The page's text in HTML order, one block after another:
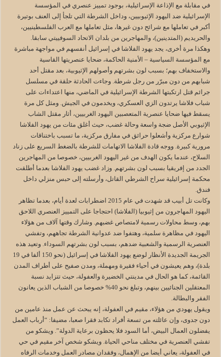
في مقابلة مع الإذاعة الإسرائيلية، بوجود تمييز عنصري في المؤسسة
الإسرائيلية ضد اليهود الإثيوبيين، وداخل الشرطة التي تلجأ إلى العنف بوتيرة
أكبر في تعاملها مع شرائح دون غيرها، مثل تعاملها مع العرب الفلسطينيين،
والحريديم (المتدينين)، والمهاجرين من بلدان الاتحاد السوفييتي سابقا.
وهكذا مرة أخرى، يجد يهود الفلاشا في إسرائيل أنفسهم في مواجهة مباشرة
مع المؤسسة السياسية – الأمنية الحاكمة، ضحايا عنصريتها القاسية
والاستخفاف بهم؛ بسبب لون بشرتهم وأصولهم الإثيوبية، بعد مقتل أحد
شبابهم من دون مبرّر من رجل شرطة. وجاءت الحادثة حلقة في مسلسل
جرائم قتل ارتكبتها الشرطة الإسرائيلية في الماضي، منها اعتداءات على
شباب فلاشا يرتدون الزي العسكري، ويخدمون في الجيش. ومثل كل مرة
يسقط فيها ضحايا عنصرية المتعصبين اليهود الغربيين، أثار مقتل الشاب
الإثيوبي الأصل ضجة واسعة وحالة غضب، حيث أغلق مئات من يهود الفلاشا
شوارع مركزية وأشعلوا حرائق في مفارق مركزية، ما تسبب باختناقات
مرورية كبيرة. ووجه قادة الفلاشا الاتهامات للشرطة بالضغط السريع على زناد
السلاح، عندما يكون الهدف من غير اليهود الغربيين، خصوصا من المهاجرين
الجدد من إفريقيا بسبب لون بشرتهم. وزاد غضب يهود الفلاشا بعدما أطلقت
محكمة إسرائيلية سراح الشرطي القاتل، وأرسلته إلى حبس منزلي داخل
فندق.
وكانت تل أبيب قد شهدت في عام 2015 اضطرابات لعدة أيام، بعدما تظاهر
اليهود المهاجرون من إثيوبيا (الفلاشا) احتجاجا على التمييز العنصري اللاحق
بهم، وسط محاولات رسمية لامتصاص غضبهم. وشارك وقتها آلاف من هؤلاء
اليهود في مظاهرة سلمية، وهتفوا ضد عدوانية الشرطة تجاههم، وتفشي
العنصرية الرسمية والشعبية ضدهم، بسبب لون بشرتهم السوداء. وتعيد هذه
الجريمة الجديدة الأنظار لوضع يهود الفلاشا في إسرائيل (نحو 150 ألفا في 19
بلدة)، وهم يعيشون في أحياء فقيرة ومهملة، ومدن صفيح على أطراف المدن
القائمة، كما هو الحال في مدينتي الخضيرة والعفولة، حيث تتزايد نسبة
المعتقلين الجنائيين بينهم، وتبلغ نحو 40% خصوصا من الشباب الذين يعانون
الفقر والبطالة.
ويقول يهودي من هؤلاء، مقيم في العفولة، إنه يبحث عن عمل منذ عامين من
دون جدوى، وإن عائلته من تسعة أفراد تكابد فقرا صعبا، مضيفا: “أرباب العمل
يفضلون العمال البيض، أما السود فلا يحظون برعاية الدولة”. ويشكو من
تفشي العنصرية في مختلف مناحي الحياة. ويشكو شخص آخر مقيم في حي
في العفولة، يعاني أيضا من الإهمال، وفقدان مصادر العمل وخدمات الرفاه